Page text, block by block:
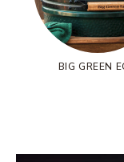
BIG GREEN